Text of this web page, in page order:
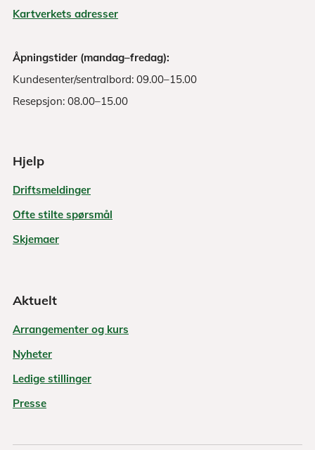
Kartverkets adresser
Åpningstider (mandag–fredag):
Kundesenter/sentralbord: 09.00–15.00
Resepsjon: 08.00–15.00
Hjelp
Driftsmeldinger
Ofte stilte spørsmål
Skjemaer
Aktuelt
Arrangementer og kurs
Nyheter
Ledige stillinger
Presse